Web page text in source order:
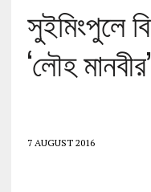
সুইমিংপুলে
‘লৌহ মানবীর’
7 AUGUST 2016